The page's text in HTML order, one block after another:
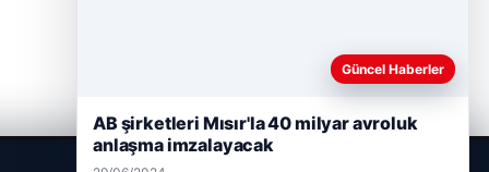
Güncel Haberler
AB şirketleri Mısır'la 40 milyar avroluk
anlaşma imzalayacak